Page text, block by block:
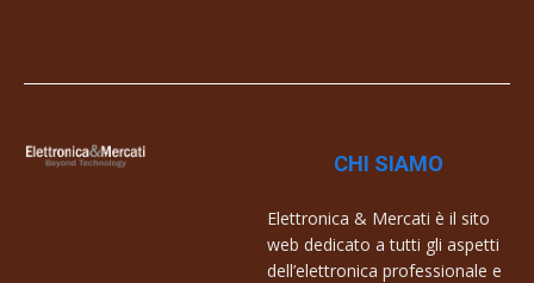
CHI SIAMO
Elettronica & Mercati è il sito
web dedicato a tutti gli aspetti
dell’elettronica professionale e